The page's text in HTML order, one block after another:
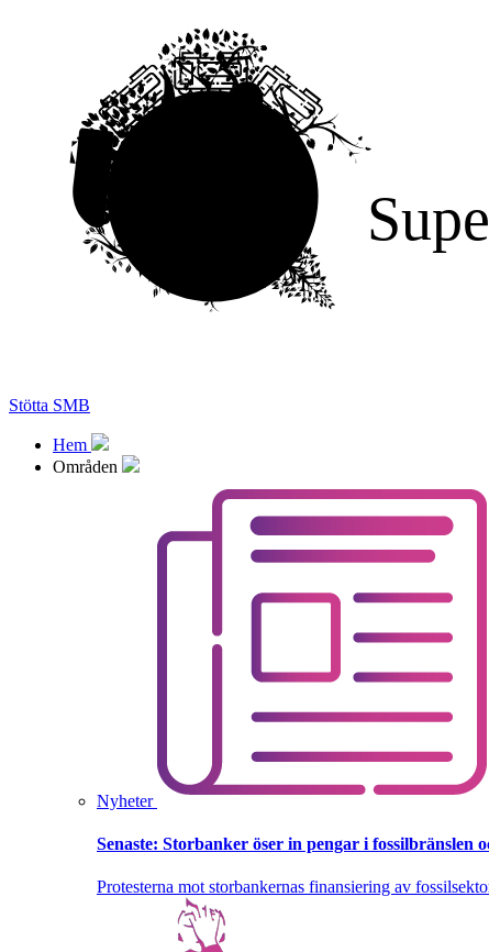
Stötta SMB
Hem
Områden
Nyheter
Senaste: Storbanker öser in pengar i fossilbränslen
Protesterna mot storbankernas finansiering av